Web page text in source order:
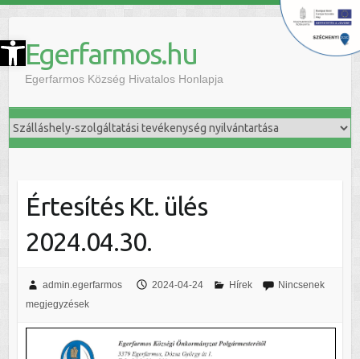
Eszköztár megnyitása Egerfarmos.hu
Egerfarmos Község Hivatalos Honlapja
Értesítés Kt. ülés
2024.04.30.
admin.egerfarmos 2024-04-24 Hírek
Nincsenek
megjegyzések